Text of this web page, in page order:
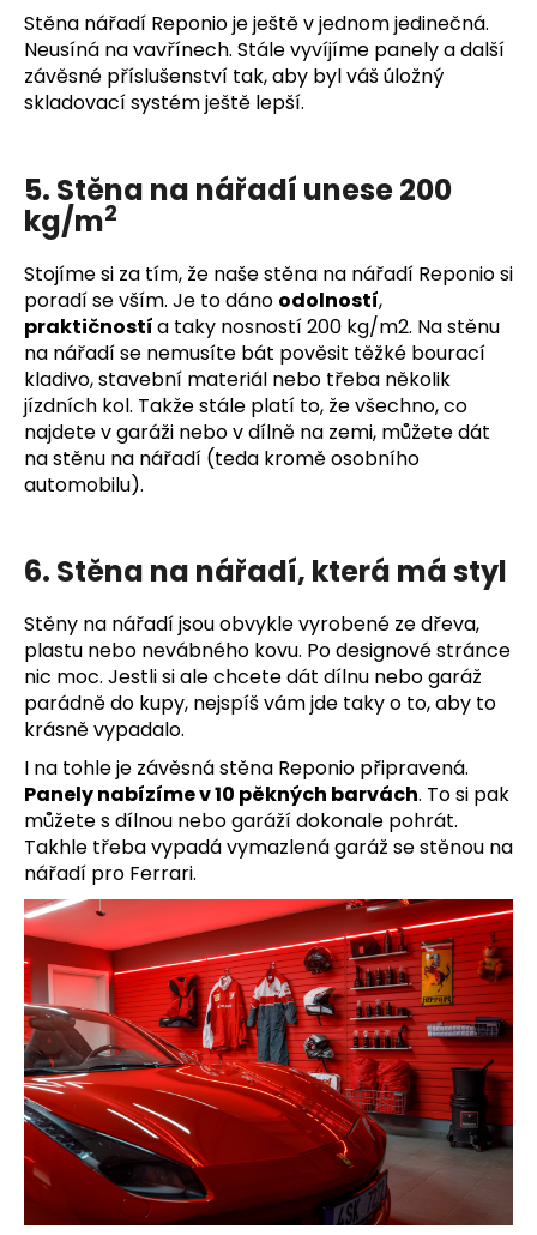
Stěna nářadí Reponio je ještě v jednom jedinečná.
Neusíná na vavřínech. Stále vyvíjíme panely a další
závěsné příslušenství tak, aby byl váš úložný
skladovací systém ještě lepší.
5. Stěna na nářadí unese 200
kg/m2
Stojíme si za tím, že naše stěna na nářadí Reponio si
poradí se vším. Je to dáno odolností,
praktičnostía taky nosností 200 kg/m2. Na stěnu
na nářadí se nemusíte bát pověsit těžké bourací
kladivo, stavební materiál nebo třeba několik
jízdních kol. Takže stále platí to, že všechno, co
najdete v garáži nebo v dílně na zemi, můžete dát
na stěnu na nářadí (teda kromě osobního
automobilu).
6. Stěna na nářadí, která má styl
Stěny na nářadí jsou obvykle vyrobené ze dřeva,
plastu nebo nevábného kovu. Po designové stránce
nic moc. Jestli si ale chcete dát dílnu nebo garáž
parádně do kupy, nejspíš vám jde taky o to, aby to
krásně vypadalo.
I na tohle je závěsná stěna Reponio připravená.
Panely nabízíme v 10 pěkných barvách. To si pak
můžete s dílnou nebo garáží dokonale pohrát.
Takhle třeba vypadá vymazlená garáž se stěnou na
nářadí pro Ferrari.